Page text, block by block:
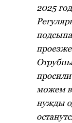
2025
можем
нужды